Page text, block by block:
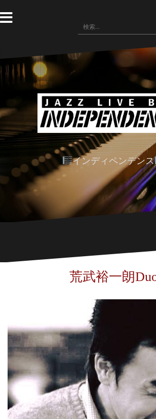
ン
テ
へ
ス
検
索:
インディペンデンス
荒武裕一朗